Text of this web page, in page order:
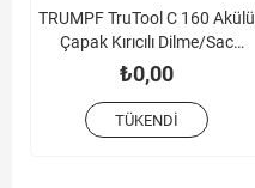
TRUMPF TruTool C 160 Akülü
Çapak Kırıcılı Dilme/Sac
Makası (2B5) D
₺0,00
TÜKENDI